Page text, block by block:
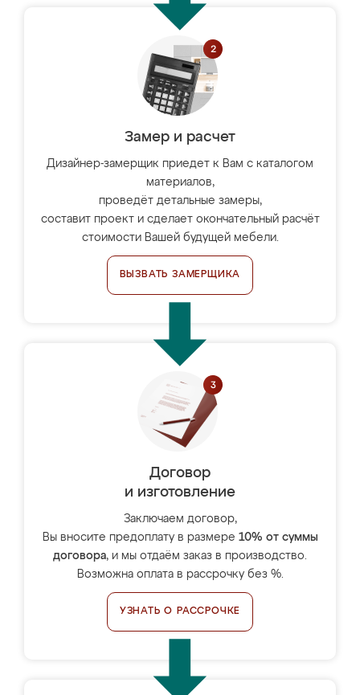
Замер и расчет
Дизайнер-замерщик приедет к Вам с каталогом
материалов,
проведёт детальные замеры,
составит проект и сделает окончательный расчёт
стоимости Вашей будущей мебели.
ВЫЗВАТЬ ЗАМЕРЩИКА
Договор
и изготовление
Заключаем договор,
Вы вносите предоплату в размере 10% от суммы
договора, и мы отдаём заказ в производство.
Возможна оплата в рассрочку без %.
УЗНАТЬ О РАССРОЧКЕ